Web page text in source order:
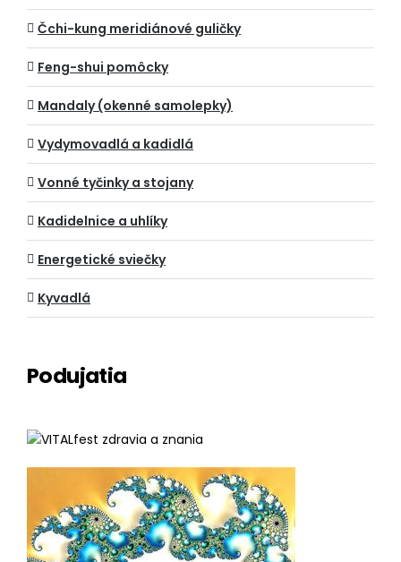
Čchi-kung meridiánové guličky
Feng-shui pomôcky
Mandaly (okenné samolepky)
Vydymovadlá a kadidlá
Vonné tyčinky a stojany
Kadidelnice a uhlíky
Energetické sviečky
Kyvadlá
Podujatia